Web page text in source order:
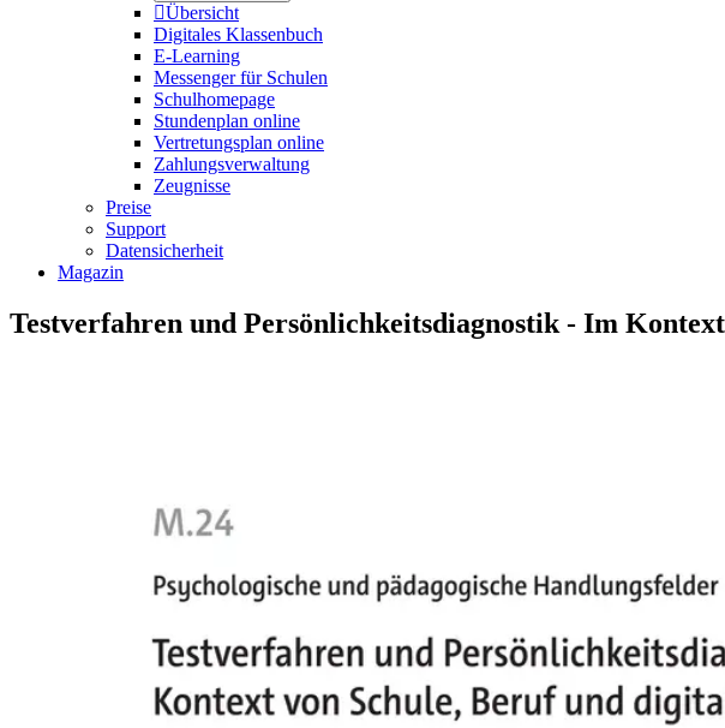
Übersicht
Digitales Klassenbuch
E-Learning
Messenger für Schulen
Schulhomepage
Stundenplan online
Vertretungsplan online
Zahlungsverwaltung
Zeugnisse
Preise
Support
Datensicherheit
Magazin
Testverfahren und Persönlichkeitsdiagnostik - Im